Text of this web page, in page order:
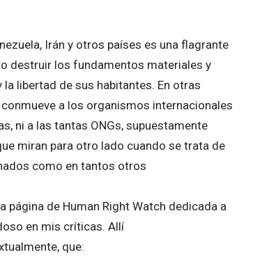
Irán y otros países es una flagrante
destruir los fundamentos materiales y
libertad de sus habitantes. En otras
a los organismos internacionales
ni a las tantas ONGs, supuestamente
miran para otro lado cuando se trata de
como en tantos otros
de Human Right Watch dedicada a
en mis críticas. Allí
que: